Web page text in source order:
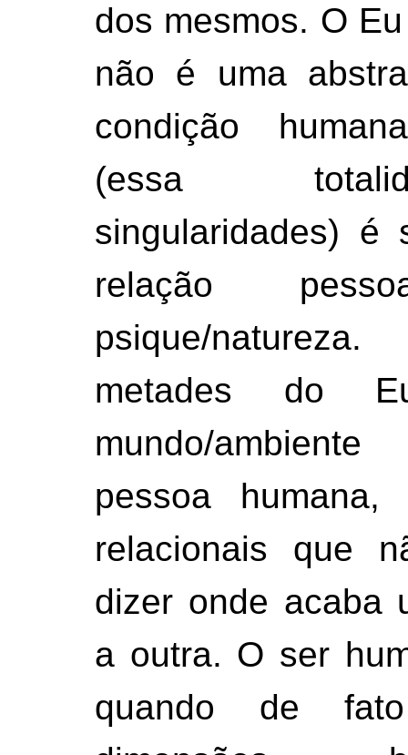
dos mesmos. O
não é uma
condição
(essa
singularidades) é
relação
psique/
metades do
mundo/
pessoa
relacionais que
dizer onde acaba
a outra. O ser
quando de